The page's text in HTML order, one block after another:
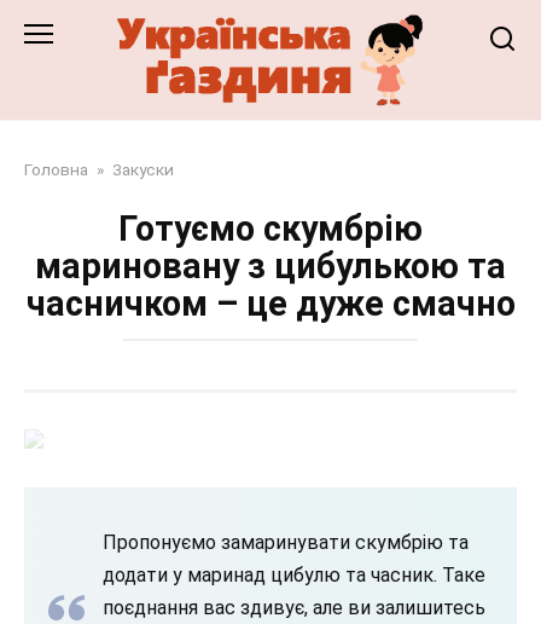
Головна » Закуски
Готуємо скумбрію
мариновану з цибулькою та
часничком – це дуже смачно
Пропонуємо замаринувати скумбрію та
додати у маринад цибулю та часник. Таке
поєднання вас здивує, але ви залишитесь